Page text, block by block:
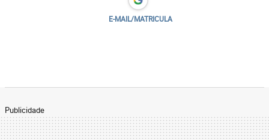
E-MAIL/MATRICULA
Publicidade